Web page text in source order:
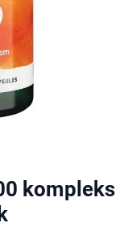
kompleks